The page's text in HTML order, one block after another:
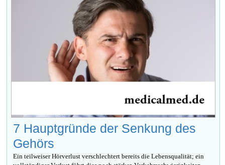
7 Hauptgründe der Senkung des
Gehörs
Ein teilweiser Hörverlust verschlechtert bereits die Lebensqualität; ein